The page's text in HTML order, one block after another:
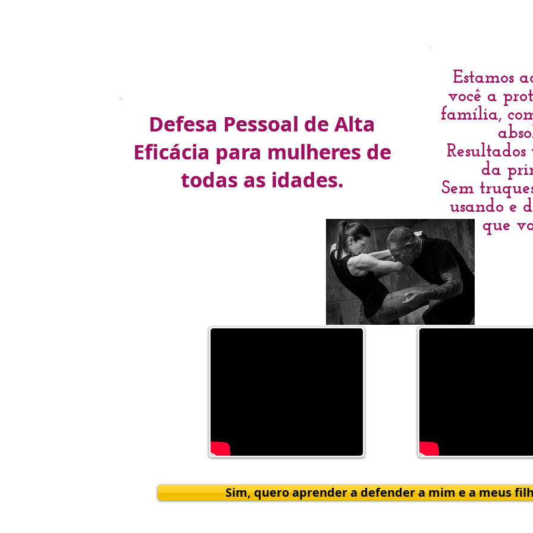
Estamos
você a
família,
da
Sem
usando e
que
Sim, quero aprender a defender a mim e a meus
Defesa Pessoal de Alta
Eficácia para mulheres de
todas as idades.
Defesa Pessoal de Alta
Eficácia para mulheres de
todas as idades.